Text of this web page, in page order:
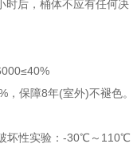
时后，桶体不应有任何决
保障8年(室外)不褪色。
坏性实验：-30℃～110℃